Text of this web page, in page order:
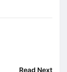
Read Next